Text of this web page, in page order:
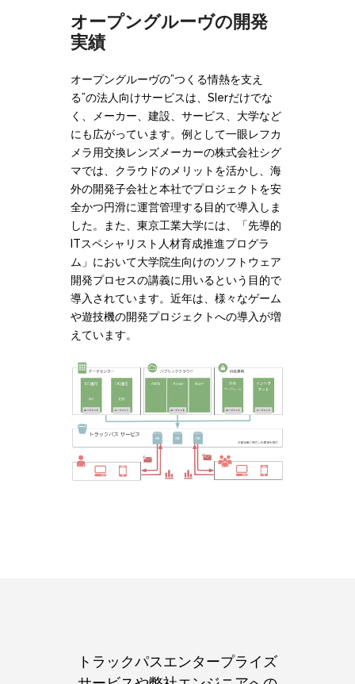
オープングルーヴの開発
実績
オープングルーヴの”つくる情熱を支え
る”の法人向けサービスは、SIerだけでな
く、メーカー、建設、サービス、大学など
にも広がっています。例として一眼レフカ
メラ用交換レンズメーカーの株式会社シグ
マでは、クラウドのメリットを活かし、海
外の開発子会社と本社でプロジェクトを安
全かつ円滑に運営管理する目的で導入しま
した。また、東京工業大学には、「先導的
ITスペシャリスト人材育成推進プログラ
ム」において大学院生向けのソフトウェア
開発プロセスの講義に用いるという目的で
導入されています。近年は、様々なゲーム
や遊技機の開発プロジェクトへの導入が増
えています。
トラックパスエンタープライズ